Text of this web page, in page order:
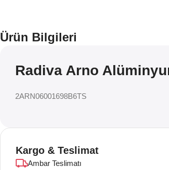
Ürün Bilgileri
Radiva Arno
2ARN06001698B6TS
Kargo & Teslimat
Ambar Teslimatı